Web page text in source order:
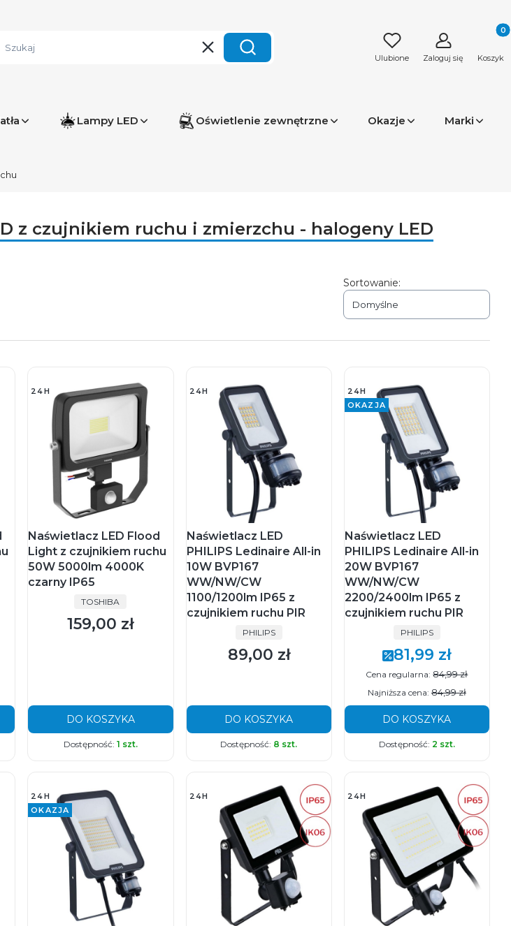
WyczyśćSzukaj Ulubione Zaloguj się Koszyk
Lampy LED Oświetlenie zewnętrzne Okazje Marki
z czujnikiem ruchu i zmierzchu - halogeny LED
Sortowanie:
Domyślne
24H
Naświetlacz LED Flood
Light z czujnikiem ruchu
50W 5000lm 4000K
czarny IP65
PRODUCENT
TOSHIBA
Cena
159,00 zł
DO KOSZYKA
Dostępność: 1 szt.
24H
Naświetlacz LED
PHILIPS Ledinaire All-in
10W BVP167
WW/NW/CW
1100/1200lm IP65 z
czujnikiem ruchu PIR
PRODUCENT
PHILIPS
Cena
89,00 zł
DO KOSZYKA
Dostępność: 8 szt.
24H
OKAZJA
Naświetlacz LED
PHILIPS Ledinaire All-in
20W BVP167
WW/NW/CW
2200/2400lm IP65 z
czujnikiem ruchu PIR
PRODUCENT
PHILIPS
Cena promocyjna
81,99 zł
Cena regularna: 84,99 zł
Najniższa cena: 84,99 zł
DO KOSZYKA
Dostępność: 2 szt.
24H
OKAZJA
24H 24H